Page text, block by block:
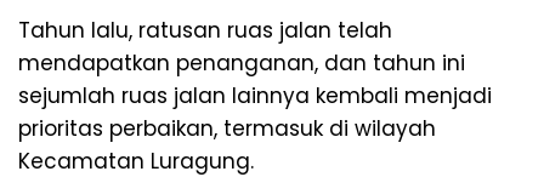
Tahun lalu, ratusan ruas jalan telah
mendapatkan penanganan, dan tahun ini
sejumlah ruas jalan lainnya kembali menjadi
prioritas perbaikan, termasuk di wilayah
Kecamatan Luragung.